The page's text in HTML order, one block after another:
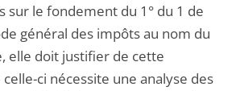
sur le fondement du 1° du 1 de
général des impôts au nom du
elle doit justifier de cette
ci nécessite une analyse des